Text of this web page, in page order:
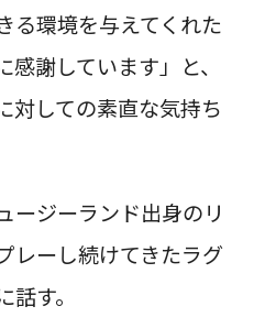
る環境を与えてくれた
謝しています」と、
対しての素直な気持ち
ージーランド出身のリ
レーし続けてきたラグ
す。